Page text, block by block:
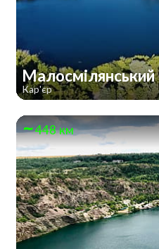
Малосмілянський
Кар'єр
448 км